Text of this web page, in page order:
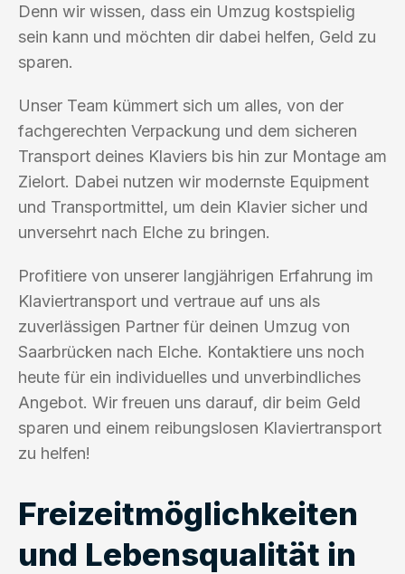
Denn wir wissen, dass ein Umzug kostspielig
sein kann und möchten dir dabei helfen, Geld zu
sparen.
Unser Team kümmert sich um alles, von der
fachgerechten Verpackung und dem sicheren
Transport deines Klaviers bis hin zur Montage am
Zielort. Dabei nutzen wir modernste Equipment
und Transportmittel, um dein Klavier sicher und
unversehrt nach Elche zu bringen.
Profitiere von unserer langjährigen Erfahrung im
Klaviertransport und vertraue auf uns als
zuverlässigen Partner für deinen Umzug von
Saarbrücken nach Elche. Kontaktiere uns noch
heute für ein individuelles und unverbindliches
Angebot. Wir freuen uns darauf, dir beim Geld
sparen und einem reibungslosen Klaviertransport
zu helfen!
Freizeitmöglichkeiten
und Lebensqualität in